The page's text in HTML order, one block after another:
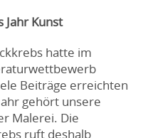
Jahr Kunst
hatte im
Beiträge erreichten
gehört unsere
Malerei. Die
ruft deshalb